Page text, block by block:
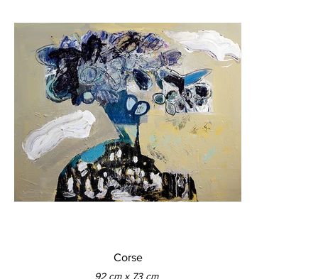
Corse
92 cm x 73 cm